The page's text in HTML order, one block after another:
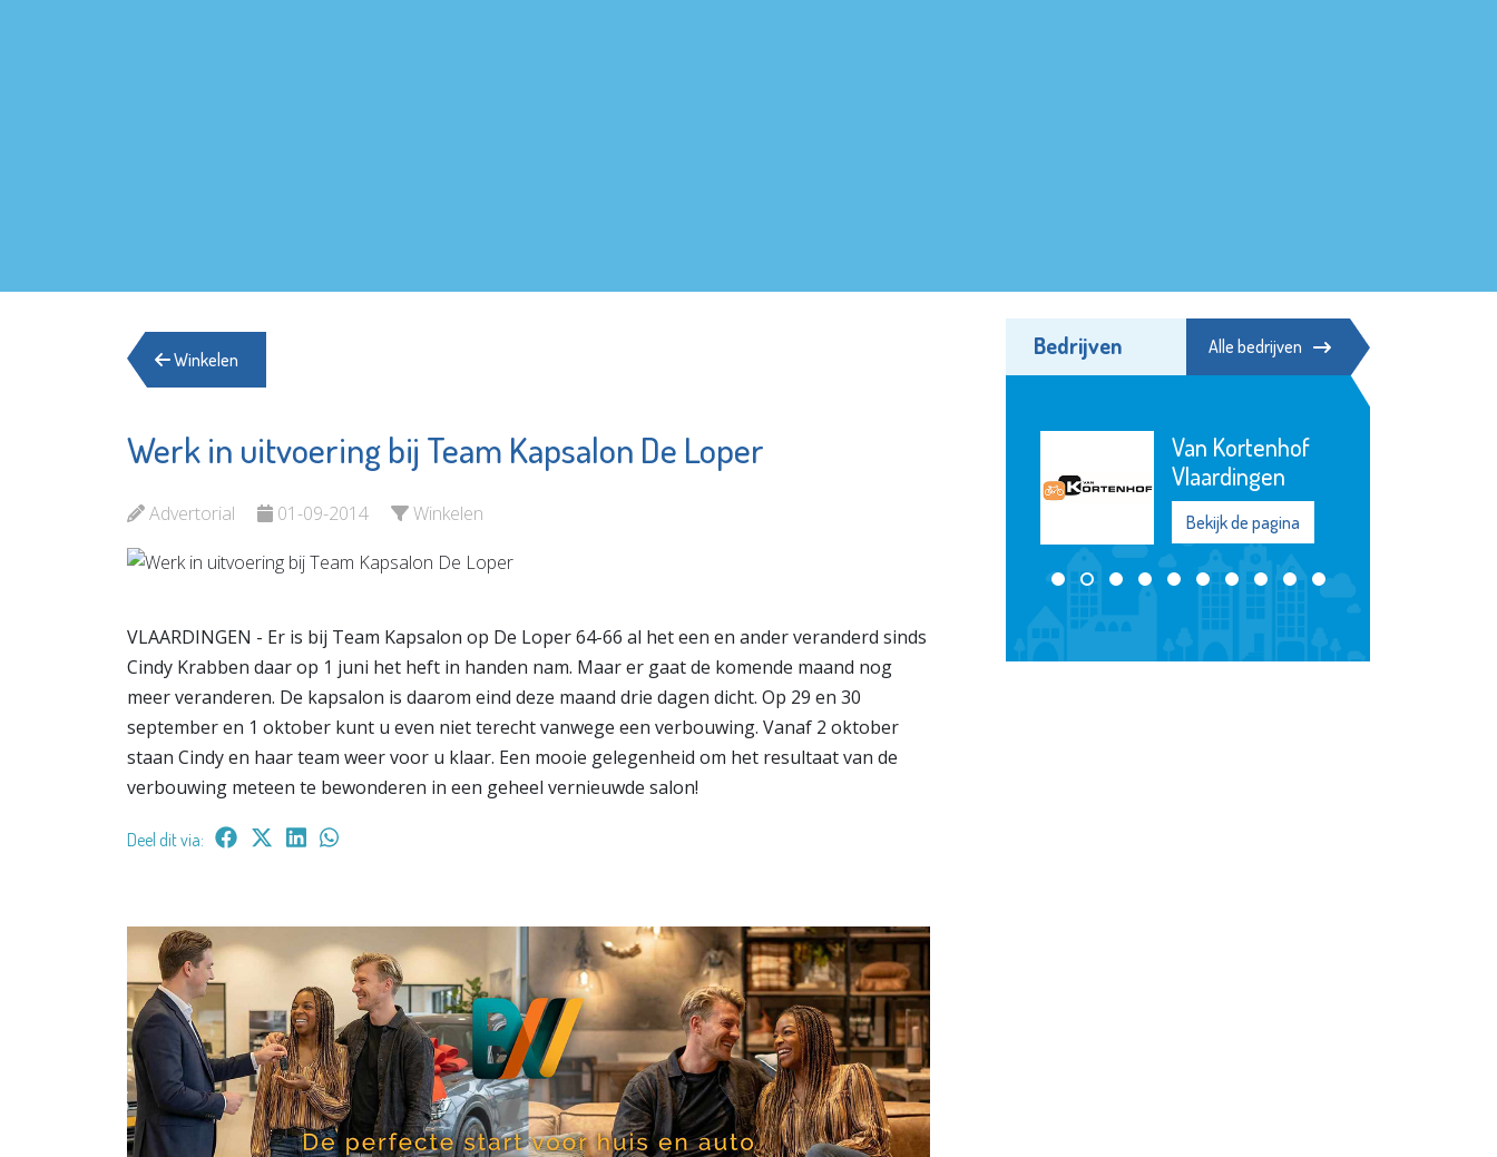
Winkelen
Werk in uitvoering bij Team Kapsalon De Loper
Advertorial 01-09-2014 Winkelen
VLAARDINGEN - Er is bij Team Kapsalon op De Loper 64-66 al het een en ander veranderd sinds
Cindy Krabben daar op 1 juni het heft in handen nam. Maar er gaat de komende maand nog
meer veranderen. De kapsalon is daarom eind deze maand drie dagen dicht. Op 29 en 30
september en 1 oktober kunt u even niet terecht vanwege een verbouwing. Vanaf 2 oktober
staan Cindy en haar team weer voor u klaar. Een mooie gelegenheid om het resultaat van de
verbouwing meteen te bewonderen in een geheel vernieuwde salon!
Deel dit via:
Bedrijven Alle bedrijven
Podotherapie
Bekijk de pagina
Prevenzie
Leefstijlcoaching
Bekijk de pagina
Van Kortenhof
Vlaardingen
Bekijk de pagina